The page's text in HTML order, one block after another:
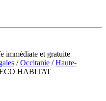
immédiate et gratuite
/Occitanie /Haute-
HABITAT